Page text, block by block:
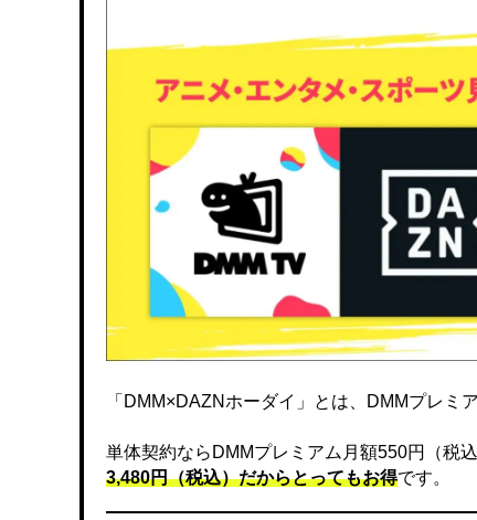
「DMM×DAZNホーダイ」とは、DMMプレミ
単体契約ならDMMプレミアム月額550円（税
3,480円（税込）だからとってもお得です。